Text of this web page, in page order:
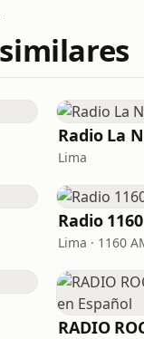
Radio La
Lima
Radio 1160
Lima · 1160